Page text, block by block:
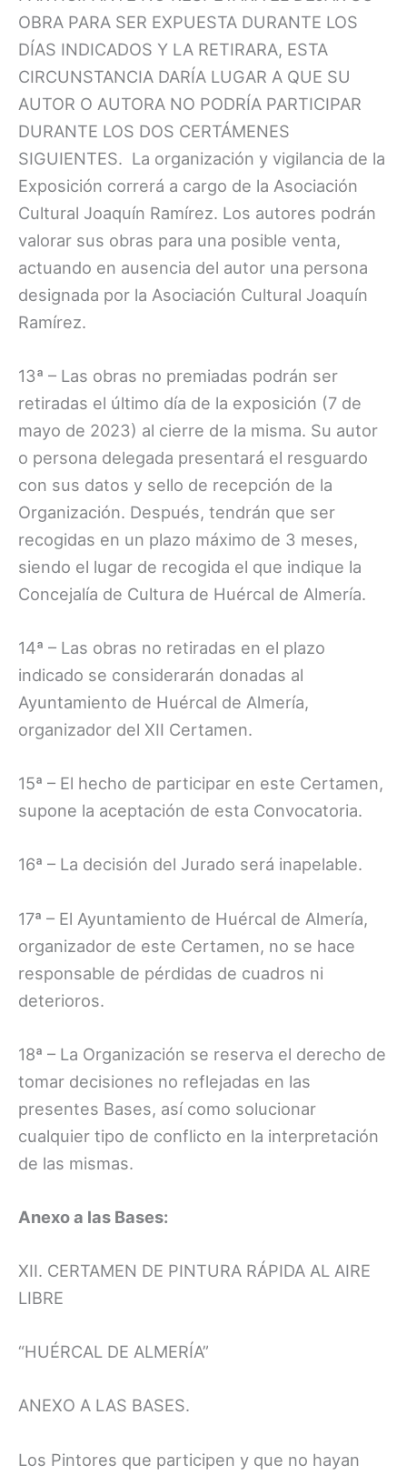
OBRA PARA SER EXPUESTA DURANTE LOS
DÍAS INDICADOS Y LA RETIRARA, ESTA
CIRCUNSTANCIA DARÍA LUGAR A QUE SU
AUTOR O AUTORA NO PODRÍA PARTICIPAR
DURANTE LOS DOS CERTÁMENES
SIGUIENTES. La organización y vigilancia de la
Exposición correrá a cargo de la Asociación
Cultural Joaquín Ramírez. Los autores podrán
valorar sus obras para una posible venta,
actuando en ausencia del autor una persona
designada por la Asociación Cultural Joaquín
Ramírez.
13ª – Las obras no premiadas podrán ser
retiradas el último día de la exposición (7 de
mayo de 2023) al cierre de la misma. Su autor
o persona delegada presentará el resguardo
con sus datos y sello de recepción de la
Organización. Después, tendrán que ser
recogidas en un plazo máximo de 3 meses,
siendo el lugar de recogida el que indique la
Concejalía de Cultura de Huércal de Almería.
14ª – Las obras no retiradas en el plazo
indicado se considerarán donadas al
Ayuntamiento de Huércal de Almería,
organizador del XII Certamen.
15ª – El hecho de participar en este Certamen,
supone la aceptación de esta Convocatoria.
16ª – La decisión del Jurado será inapelable.
17ª – El Ayuntamiento de Huércal de Almería,
organizador de este Certamen, no se hace
responsable de pérdidas de cuadros ni
deterioros.
18ª – La Organización se reserva el derecho de
tomar decisiones no reflejadas en las
presentes Bases, así como solucionar
cualquier tipo de conflicto en la interpretación
de las mismas.
Anexo a las Bases:
XII. CERTAMEN DE PINTURA RÁPIDA AL AIRE
LIBRE
“HUÉRCAL DE ALMERÍA”
ANEXO A LAS BASES.
Los Pintores que participen y que no hayan